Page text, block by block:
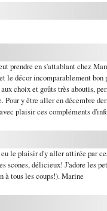
prendre en s'attablant chez
le décor incomparablement
choix et goûts très aboutis,
Pour y être aller en décembre
plaisir ces compléments
le plaisir d'y aller attirée par
scones, délicieux! J'adore les
à tous les coups!). Marine